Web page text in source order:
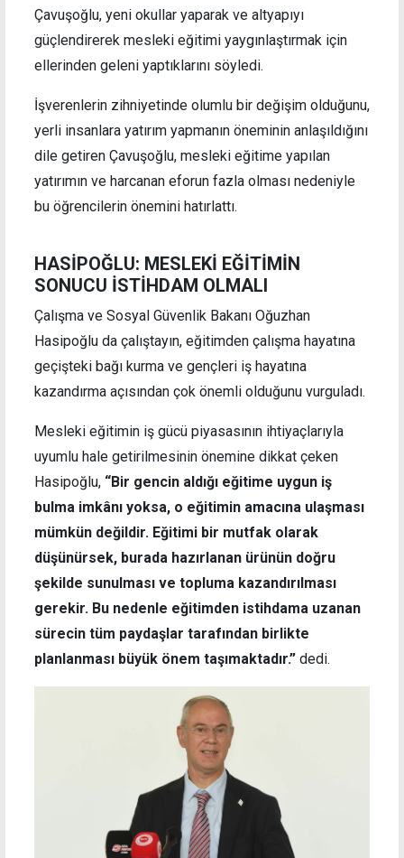
Çavuşoğlu, yeni okullar yaparak ve altyapıyı
güçlendirerek mesleki eğitimi yaygınlaştırmak için
ellerinden geleni yaptıklarını söyledi.
İşverenlerin zihniyetinde olumlu bir değişim olduğunu,
yerli insanlara yatırım yapmanın öneminin anlaşıldığını
dile getiren Çavuşoğlu, mesleki eğitime yapılan
yatırımın ve harcanan eforun fazla olması nedeniyle
bu öğrencilerin önemini hatırlattı.
HASİPOĞLU: MESLEKİ EĞİTİMİN
SONUCU İSTİHDAM OLMALI
Çalışma ve Sosyal Güvenlik Bakanı Oğuzhan
Hasipoğlu da çalıştayın, eğitimden çalışma hayatına
geçişteki bağı kurma ve gençleri iş hayatına
kazandırma açısından çok önemli olduğunu vurguladı.
Mesleki eğitimin iş gücü piyasasının ihtiyaçlarıyla
uyumlu hale getirilmesinin önemine dikkat çeken
Hasipoğlu, “Bir gencin aldığı eğitime uygun iş
bulma imkânı yoksa, o eğitimin amacına ulaşması
mümkün değildir. Eğitimi bir mutfak olarak
düşünürsek, burada hazırlanan ürünün doğru
şekilde sunulması ve topluma kazandırılması
gerekir. Bu nedenle eğitimden istihdama uzanan
sürecin tüm paydaşlar tarafından birlikte
planlanması büyük önem taşımaktadır.” dedi.